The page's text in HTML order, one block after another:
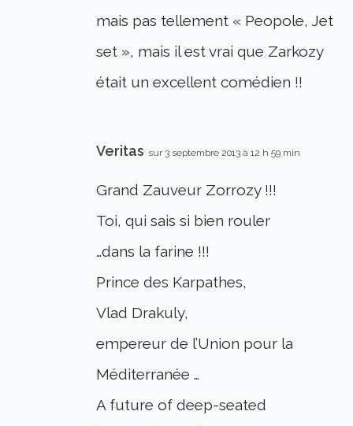
mais pas tellement « Peopole, Jet
set », mais il est vrai que Zarkozy
était un excellent comédien !!
Veritas sur 3 septembre 2013 à 12 h 59 min
Grand Zauveur Zorrozy !!!
Toi, qui sais si bien rouler
…dans la farine !!!
Prince des Karpathes,
Vlad Drakuly,
empereur de l’Union pour la
Méditerranée …
A future of deep-seated